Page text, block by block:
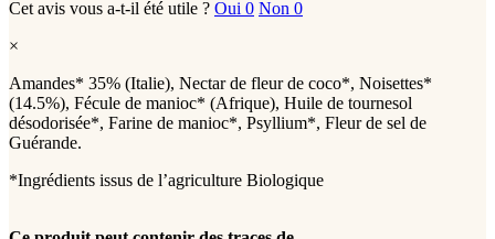
Cet avis vous a-t-il été utile ? Oui 0 Non 0
×
Amandes* 35% (Italie), Nectar de fleur de coco*, Noisettes*
(14.5%), Fécule de manioc* (Afrique), Huile de tournesol
désodorisée*, Farine de manioc*, Psyllium*, Fleur de sel de
Guérande.
*Ingrédients issus de l’agriculture Biologique